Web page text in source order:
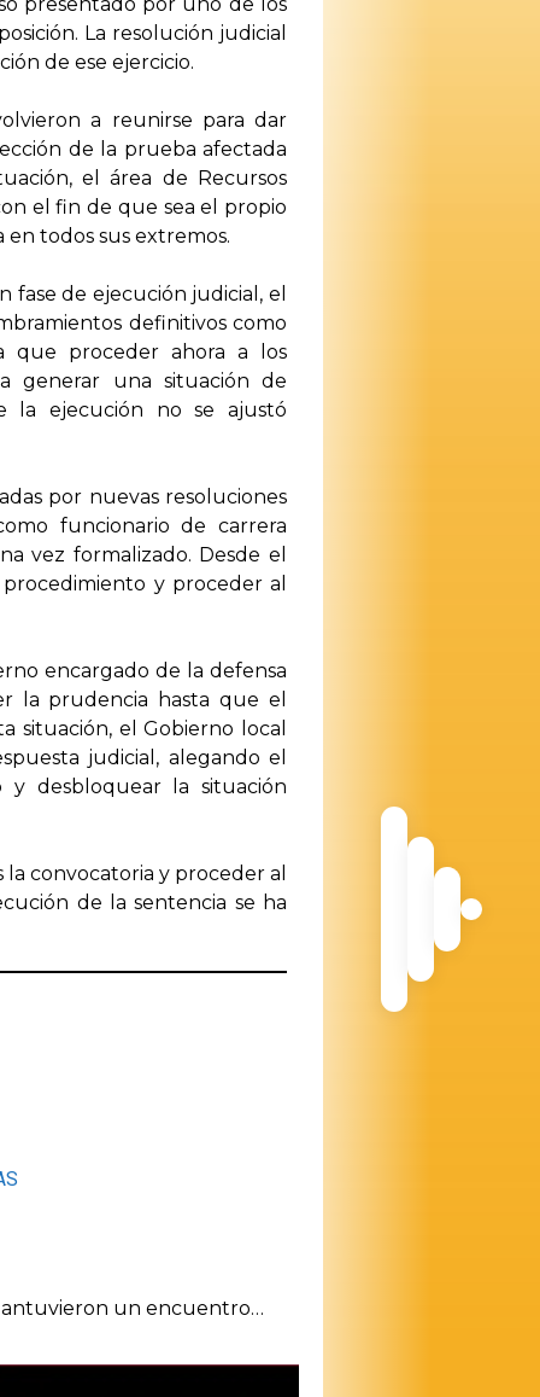
La resolución judicial
de ese ejercicio.
a reunirse para dar
de la prueba afectada
el área de Recursos
el fin de que sea el propio
todos sus extremos.
de ejecución judicial, el
definitivos como
que proceder ahora a los
generar una situación de
la ejecución no se ajustó
por nuevas resoluciones
funcionario de carrera
vez formalizado. Desde el
y proceder al
encargado de la defensa
la prudencia hasta que el
situación, el Gobierno local
judicial, alegando el
desbloquear la situación
convocatoria y proceder al
de la sentencia se ha
un encuentro…